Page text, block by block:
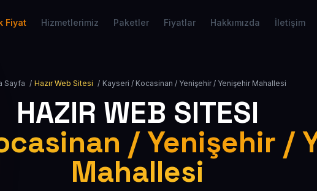
Fiyat Hizmetlerimiz Paketler Fiyatlar Hakkımızda İletişim
Sayfa / Hazır Web Sitesi / Kayseri / Kocasinan / Yenişehir / Yenişehir Mahallesi
HAZIR WEB SITESI
/ Yenişehir /
Mahallesi